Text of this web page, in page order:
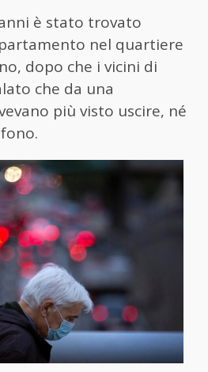
è stato trovato
nel quartiere
dopo che i vicini di
che da una
più visto uscire, né